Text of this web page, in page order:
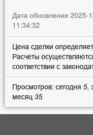
Дата обновления 2025-
11:34:32
Цена сделки
Расчеты
соответствии с
Просмотров: сегодня 5
месяц 35